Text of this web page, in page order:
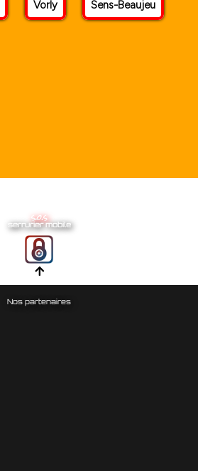
Vorly Sens-Beaujeu
s.o.s
serrurier mobile
Nos partenaires